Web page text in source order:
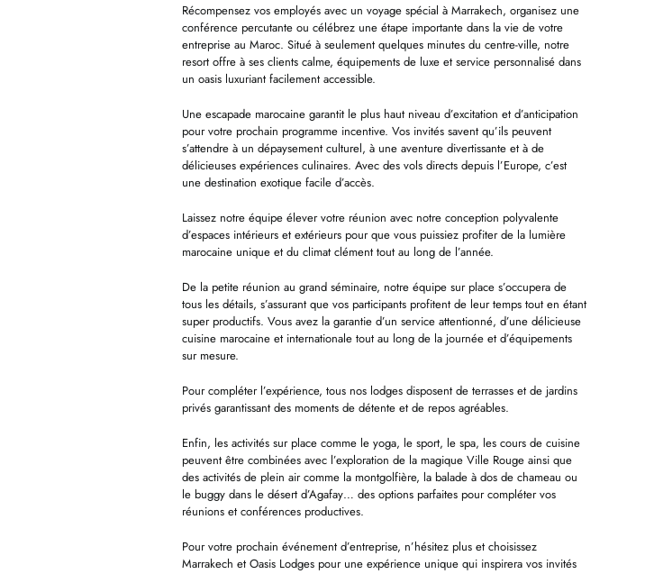
Récompensez vos employés avec un voyage spécial à Marrakech, organisez une
conférence percutante ou célébrez une étape importante dans la vie de votre
entreprise au Maroc. Situé à seulement quelques minutes du centre-ville, notre
resort offre à ses clients calme, équipements de luxe et service personnalisé dans
un oasis luxuriant facilement accessible.
Une escapade marocaine garantit le plus haut niveau d’excitation et d’anticipation
pour votre prochain programme incentive. Vos invités savent qu’ils peuvent
s’attendre à un dépaysement culturel, à une aventure divertissante et à de
délicieuses expériences culinaires. Avec des vols directs depuis l’Europe, c’est
une destination exotique facile d’accès.
Laissez notre équipe élever votre réunion avec notre conception polyvalente
d’espaces intérieurs et extérieurs pour que vous puissiez profiter de la lumière
marocaine unique et du climat clément tout au long de l’année.
De la petite réunion au grand séminaire, notre équipe sur place s’occupera de
tous les détails, s’assurant que vos participants profitent de leur temps tout en étant
super productifs. Vous avez la garantie d’un service attentionné, d’une délicieuse
cuisine marocaine et internationale tout au long de la journée et d’équipements
sur mesure.
Pour compléter l’expérience, tous nos lodges disposent de terrasses et de jardins
privés garantissant des moments de détente et de repos agréables.
Enfin, les activités sur place comme le yoga, le sport, le spa, les cours de cuisine
peuvent être combinées avec l’exploration de la magique Ville Rouge ainsi que
des activités de plein air comme la montgolfière, la balade à dos de chameau ou
le buggy dans le désert d’Agafay… des options parfaites pour compléter vos
réunions et conférences productives.
Pour votre prochain événement d’entreprise, n’hésitez plus et choisissez
Marrakech et Oasis Lodges pour une expérience unique qui inspirera vos invités